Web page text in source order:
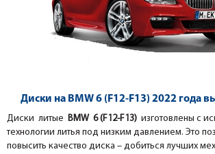
Диски на BMW 6 (F12-F13) 2022 года
Диски литые BMW 6 (F12-F13) изготовлены с
технологии литья под низким давлением. Это
повысить качество диска – добиться лучших